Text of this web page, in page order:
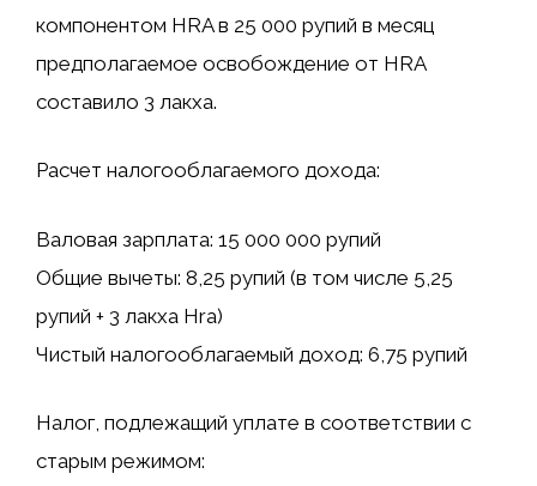
компонентом HRA в 25 000 рупий в месяц
предполагаемое освобождение от HRA
составило 3 лакха.
Расчет налогооблагаемого дохода:
Валовая зарплата: 15 000 000 рупий
Общие вычеты: 8,25 рупий (в том числе 5,25
рупий + 3 лакха Hra)
Чистый налогооблагаемый доход: 6,75 рупий
Налог, подлежащий уплате в соответствии с
старым режимом: